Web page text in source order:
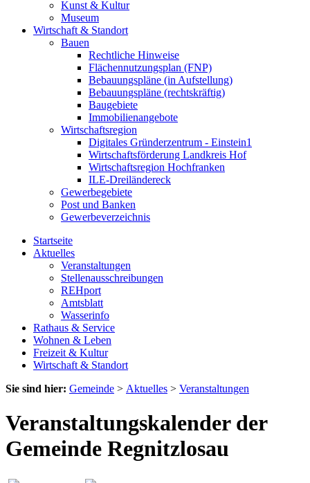
Kunst & Kultur
Museum
Wirtschaft & Standort
Bauen
Rechtliche Hinweise
Flächennutzungsplan (FNP)
Bebauungspläne (in Aufstellung)
Bebauungspläne (rechtskräftig)
Baugebiete
Immobilienangebote
Wirtschaftsregion
Digitales Gründerzentrum - Einstein1
Wirtschaftsförderung Landkreis Hof
Wirtschaftsregion Hochfranken
ILE-Dreiländereck
Gewerbegebiete
Post und Banken
Gewerbeverzeichnis
Startseite
Aktuelles
Veranstaltungen
Stellenausschreibungen
REHport
Amtsblatt
Wasserinfo
Rathaus & Service
Wohnen & Leben
Freizeit & Kultur
Wirtschaft & Standort
Sie sind hier: Gemeinde > Aktuelles > Veranstaltungen
Veranstaltungskalender der
Gemeinde Regnitzlosau